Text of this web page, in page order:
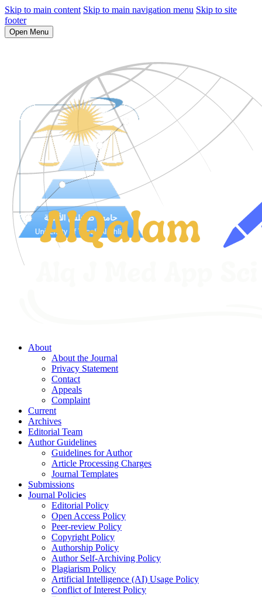
Skip to main content Skip to main navigation menu Skip to site
footer
Open Menu
About
About the Journal
Privacy Statement
Contact
Appeals
Complaint
Current
Archives
Editorial Team
Author Guidelines
Guidelines for Author
Article Processing Charges
Journal Templates
Submissions
Journal Policies
Editorial Policy
Open Access Policy
Peer-review Policy
Copyright Policy
Authorship Policy
Author Self-Archiving Policy
Plagiarism Policy
Artificial Intelligence (AI) Usage Policy
Conflict of Interest Policy